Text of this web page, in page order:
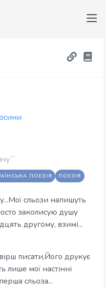
ПОЕЗІЯ ПОЕЗІЯ
сльози напишуть
заколисую душу
другому, взимі...
писати,Його друкує
лише мої настінні
сльоза...